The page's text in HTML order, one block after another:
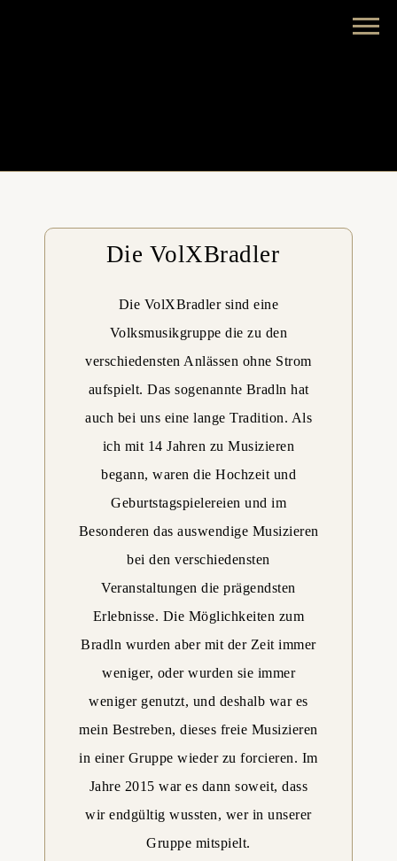
Die VolXBradler
Die VolXBradler sind eine
Volksmusikgruppe die zu den
verschiedensten Anlässen ohne Strom
aufspielt. Das sogenannte Bradln hat
auch bei uns eine lange Tradition. Als
ich mit 14 Jahren zu Musizieren
begann, waren die Hochzeit und
Geburtstagspielereien und im
Besonderen das auswendige Musizieren
bei den verschiedensten
Veranstaltungen die prägendsten
Erlebnisse. Die Möglichkeiten zum
Bradln wurden aber mit der Zeit immer
weniger, oder wurden sie immer
weniger genutzt, und deshalb war es
mein Bestreben, dieses freie Musizieren
in einer Gruppe wieder zu forcieren. Im
Jahre 2015 war es dann soweit, dass
wir endgültig wussten, wer in unserer
Gruppe mitspielt.